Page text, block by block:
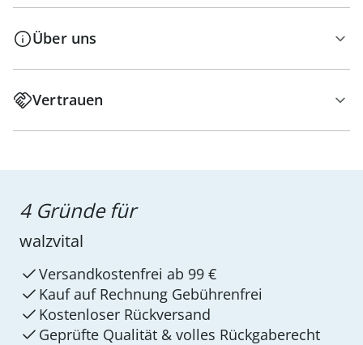
Über uns
Vertrauen
4 Gründe für
walzvital
Versandkostenfrei ab 99 €
Kauf auf Rechnung Gebührenfrei
Kostenloser Rückversand
Geprüfte Qualität & volles Rückgaberecht